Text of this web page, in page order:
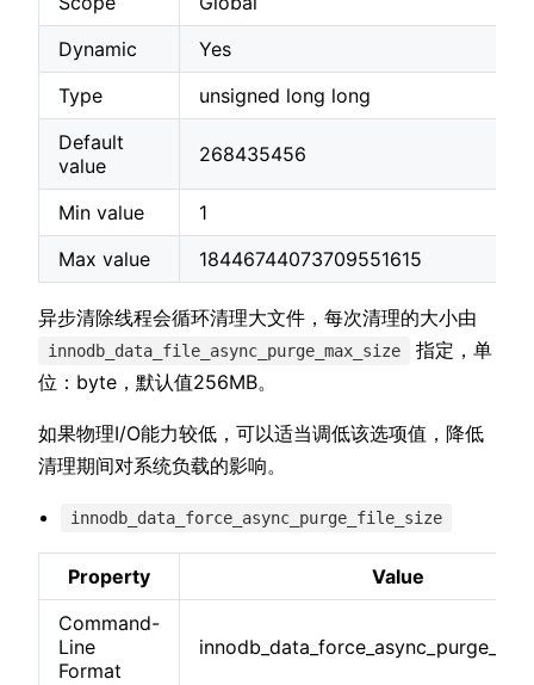
Dynamic
Yes
Type
unsigned long long
Default
value
268435456
Min value
1
Max value
18446744073709551615
异步清除线程会循环清理大文件，每次清理的大小由
innodb_data_file_async_purge_max_size
指定，单
位：byte，默认值256MB。
如果物理I/O能力较低，可以适当调低该选项值，降低
清理期间对系统负载的影响。
innodb_data_force_async_purge_file_size
Property
Value
Command-
Line
Format